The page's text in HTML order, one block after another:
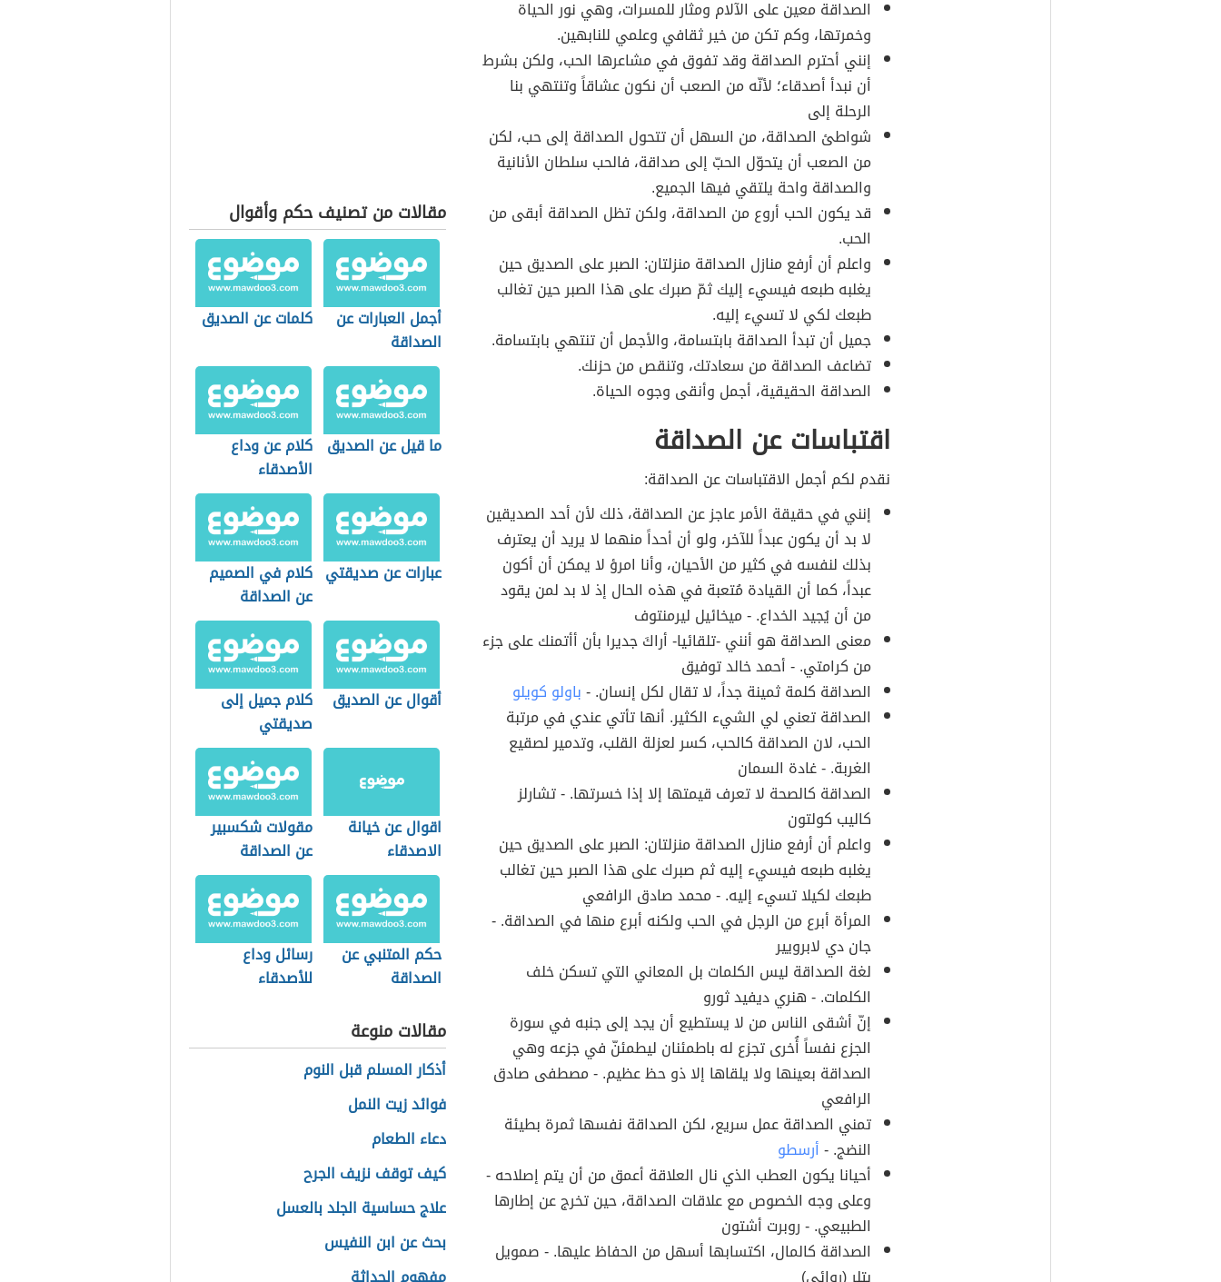
الصداقة معين على الآلام ومثار للمسرات، وهي نور الحياة
وخمرتها، وكم تكن من خير ثقافي وعلمي للنابهين.
إنني أحترم الصداقة وقد تفوق في مشاعرها الحب، ولكن بشرط
أن نبدأ أصدقاء؛ لأنّه من الصعب أن نكون عشاقاً وتنتهي بنا
الرحلة إلى
شواطئ الصداقة، من السهل أن تتحول الصداقة إلى حب، لكن
من الصعب أن يتحوّل الحبّ إلى صداقة، فالحب سلطان الأنانية
والصداقة واحة يلتقي فيها الجميع.
قد يكون الحب أروع من الصداقة، ولكن تظل الصداقة أبقى من
الحب.
واعلم أن أرفع منازل الصداقة منزلتان: الصبر على الصديق حين
يغلبه طبعه فيسيء إليك ثمّ صبرك على هذا الصبر حين تغالب
طبعك لكي لا تسيء إليه.
جميل أن تبدأ الصداقة بابتسامة، والأجمل أن تنتهي بابتسامة.
تضاعف الصداقة من سعادتك، وتنقص من حزنك.
الصداقة الحقيقية، أجمل وأنقى وجوه الحياة.
اقتباسات عن الصداقة
نقدم لكم أجمل الاقتباسات عن الصداقة:
إنني في حقيقة الأمر عاجز عن الصداقة، ذلك لأن أحد الصديقين
لا بد أن يكون عبداً للآخر، ولو أن أحداً منهما لا يريد أن يعترف
بذلك لنفسه في كثير من الأحيان، وأنا امرؤ لا يمكن أن أكون
عبداً، كما أن القيادة مُتعبة في هذه الحال إذ لا بد لمن يقود
من أن يُجيد الخداع. - ميخائيل ليرمنتوف
معنى الصداقة هو أنني -تلقائيا- أراكَ جديرا بأن أأتمنك على جزء
من كرامتي. - أحمد خالد توفيق
الصداقة كلمة ثمينة جداً، لا تقال لكل إنسان. -باولو كويلو
الصداقة تعني لي الشيء الكثير. أنها تأتي عندي في مرتبة
الحب، لان الصداقة كالحب، كسر لعزلة القلب، وتدمير لصقيع
الغربة. - غادة السمان
الصداقة كالصحة ﻻ تعرف قيمتها إلا إذا خسرتها. - تشارلز
كاليب كولتون
واعلم أن أرفع منازل الصداقة منزلتان: الصبر على الصديق حين
يغلبه طبعه فيسيء إليه ثم صبرك على هذا الصبر حين تغالب
طبعك لكيلا تسيء إليه. - محمد صادق الرافعي
المرأة أبرع من الرجل في الحب ولكنه أبرع منها في الصداقة. -
جان دي لابرويير
لغة الصداقة ليس الكلمات بل المعاني التي تسكن خلف
الكلمات. - هنري ديفيد ثورو
إنّ أشقى الناس من لا يستطيع أن يجد إلى جنبه في سورة
الجزع نفساً أُخرى تجزع له باطمئنان ليطمئنّ في جزعه وهي
الصداقة بعينها ولا يلقاها إلا ذو حظ عظيم. - مصطفى صادق
الرافعي
تمني الصداقة عمل سريع، لكن الصداقة نفسها ثمرة بطيئة
النضج. -أرسطو
أحيانا يكون العطب الذي نال العلاقة أعمق من أن يتم إصلاحه -
وعلى وجه الخصوص مع علاقات الصداقة، حين تخرج عن إطارها
الطبيعي. - روبرت أشتون
الصداقة كالمال، اكتسابها أسهل من الحفاظ عليها. - صمويل
مقالات من تصنيف حكم وأقوال
أجمل العبارات عن
الصداقة
كلمات عن الصديق
ما قيل عن الصديق كلام عن وداع
الأصدقاء
عبارات عن صديقتي كلام في الصميم
عن الصداقة
أقوال عن الصديق
كلام جميل إلى
صديقتي
اقوال عن خيانة
الاصدقاء
مقولات شكسبير
عن الصداقة
حكم المتنبي عن
الصداقة
رسائل وداع
للأصدقاء
مقالات منوعة
أذكار المسلم قبل النوم
فوائد زيت النمل
دعاء الطعام
كيف توقف نزيف الجرح
علاج حساسية الجلد بالعسل
بحث عن ابن النفيس